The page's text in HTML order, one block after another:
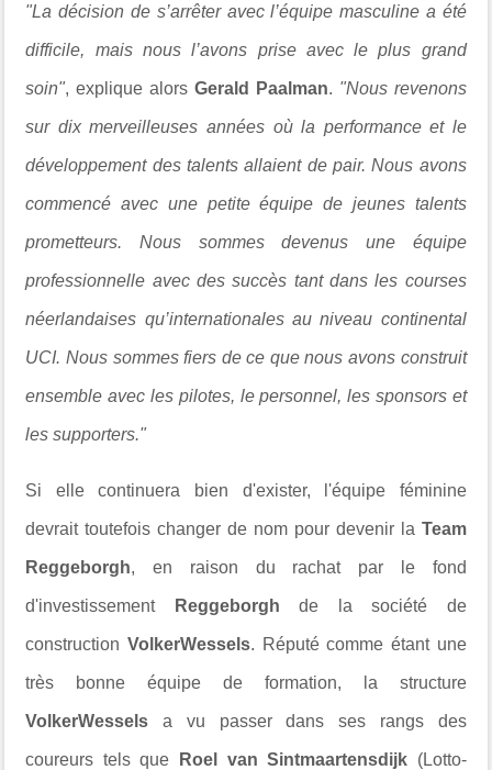
"La décision de s’arrêter avec l’équipe masculine a été
difficile, mais nous l’avons prise avec le plus grand
soin", explique alors Gerald Paalman. "Nous revenons
sur dix merveilleuses années où la performance et le
développement des talents allaient de pair. Nous avons
commencé avec une petite équipe de jeunes talents
prometteurs. Nous sommes devenus une équipe
professionnelle avec des succès tant dans les courses
néerlandaises qu’internationales au niveau continental
UCI. Nous sommes fiers de ce que nous avons construit
ensemble avec les pilotes, le personnel, les sponsors et
les supporters."
Si elle continuera bien d'exister, l'équipe féminine
devrait toutefois changer de nom pour devenir la Team
Reggeborgh, en raison du rachat par le fond
d'investissement Reggeborghde la société de
constructionVolkerWessels. Réputé comme étant une
très bonne équipe de formation, la structure
VolkerWesselsa vu passer dans ses rangs des
coureurs tels que Roel van Sintmaartensdijk (Lotto-